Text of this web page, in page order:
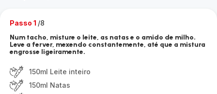
Passo 1 /8
Num tacho, misture o leite, as natas e o amido de milho.
Leve a ferver, mexendo constantemente, até que a mistura
engrosse ligeiramente.
150ml Leite inteiro
150ml Natas